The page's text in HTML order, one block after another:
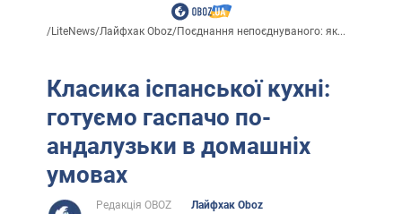
/LiteNews/Лайфхак Oboz/Поєднання непоєднуваного: як...
Класика іспанської кухні:
готуємо гаспачо по-
андалузьки в домашніх
умовах
Редакція OBOZ
Лайфхак Oboz